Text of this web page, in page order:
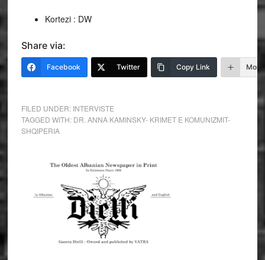
Kortezi : DW
Share via:
Facebook Twitter Copy Link More
FILED UNDER: INTERVISTE
TAGGED WITH: DR. ANNA KAMINSKY- KRIMET E KOMUNIZMIT-
SHQIPERIA